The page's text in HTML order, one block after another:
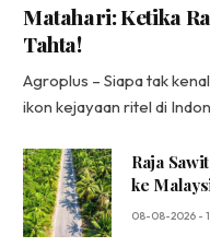
Matahari: Ketika
Tahta!
Agroplus – Siapa tak
ikon kejayaan ritel di
Raja
ke
08-08-2026 -